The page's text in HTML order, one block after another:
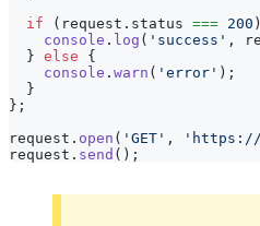
if
( request . status === 200 )
console . log ( 'success' ,
} else
{
console . warn ( 'error' ) ;
}
} ;
request . open ( 'GET' , 'https://
request . send ( ) ;